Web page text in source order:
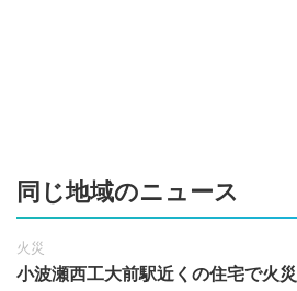
同じ地域のニュース
火災
小波瀬西工大前駅近くの住宅で火